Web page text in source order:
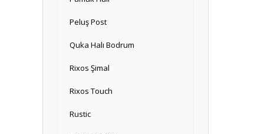
Peluş Post
Quka Halı Bodrum
Rixos Şimal
Rixos Touch
Rustic